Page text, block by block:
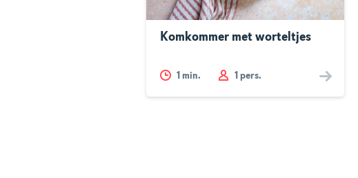
Komkommer met worteltjes
1 min. 1 pers.